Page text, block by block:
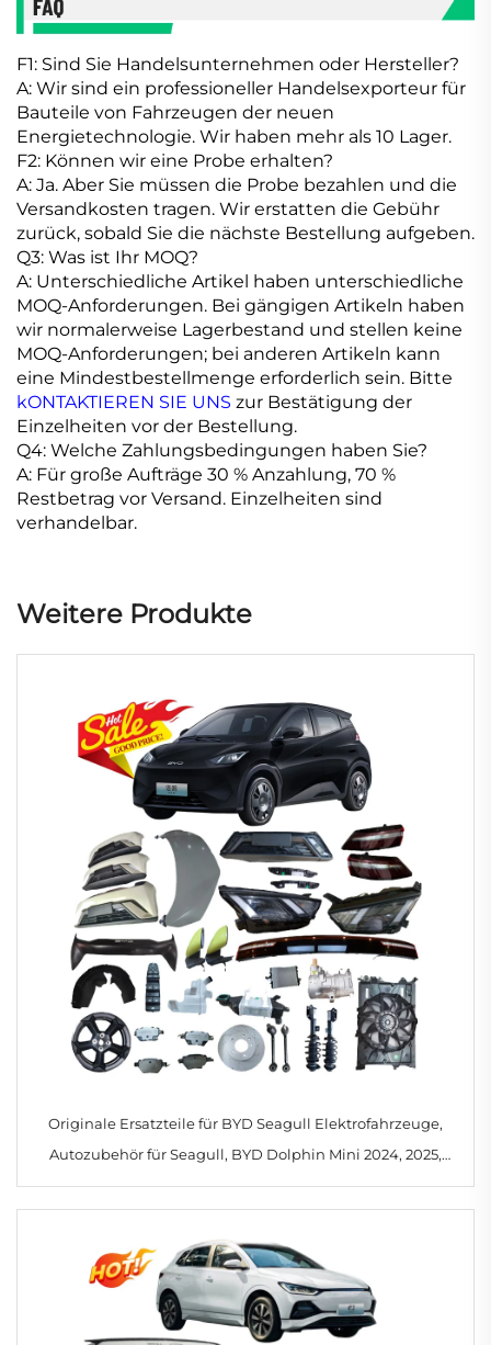
F1: Sind Sie Handelsunternehmen oder Hersteller?
A: Wir sind ein professioneller Handelsexporteur für
Bauteile von Fahrzeugen der neuen
Energietechnologie. Wir haben mehr als 10 Lager.
F2: Können wir eine Probe erhalten?
A: Ja. Aber Sie müssen die Probe bezahlen und die
Versandkosten tragen. Wir erstatten die Gebühr
zurück, sobald Sie die nächste Bestellung aufgeben.
Q3: Was ist Ihr MOQ?
A: Unterschiedliche Artikel haben unterschiedliche
MOQ-Anforderungen. Bei gängigen Artikeln haben
wir normalerweise Lagerbestand und stellen keine
MOQ-Anforderungen; bei anderen Artikeln kann
eine Mindestbestellmenge erforderlich sein. Bitte
kONTAKTIEREN SIE UNS zur Bestätigung der
Einzelheiten vor der Bestellung.
Q4: Welche Zahlungsbedingungen haben Sie?
A: Für große Aufträge 30 % Anzahlung, 70 %
Restbetrag vor Versand. Einzelheiten sind
verhandelbar.
Weitere Produkte
Originale Ersatzteile für BYD Seagull Elektrofahrzeuge,
Autozubehör für Seagull, BYD Dolphin Mini 2024, 2025,
2023